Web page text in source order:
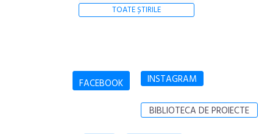
TOATE ȘTIRILE
FACEBOOK INSTAGRAM
BIBLIOTECA DE PROIECTE